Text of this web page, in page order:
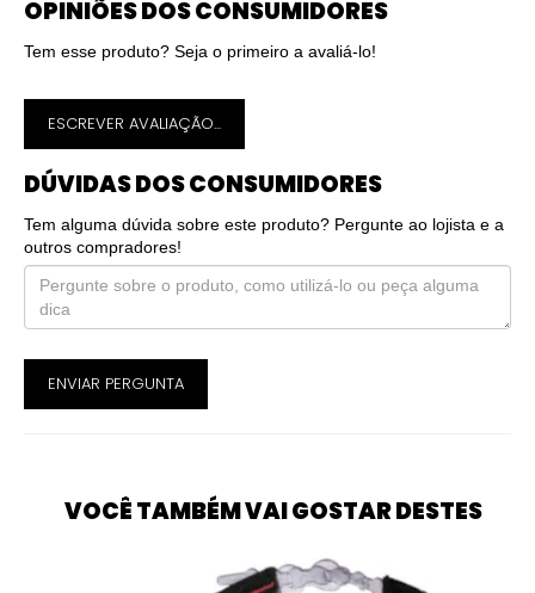
OPINIÕES DOS CONSUMIDORES
Tem esse produto? Seja o primeiro a avaliá-lo!
ESCREVER AVALIAÇÃO...
DÚVIDAS DOS CONSUMIDORES
Tem alguma dúvida sobre este produto? Pergunte ao lojista e a
outros compradores!
ENVIAR PERGUNTA
VOCÊ TAMBÉM VAI GOSTAR DESTES